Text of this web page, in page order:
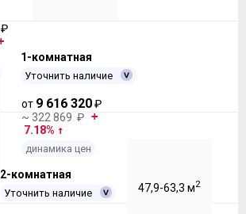
₽
1-комнатная
Уточнить наличие
от 9 616 320₽
~ 322 869 ₽
7.18%
динамика цен
2-комнатная
Уточнить наличие 47,9-63,3 м2